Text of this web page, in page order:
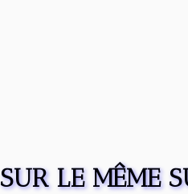
SUR LE MÊME